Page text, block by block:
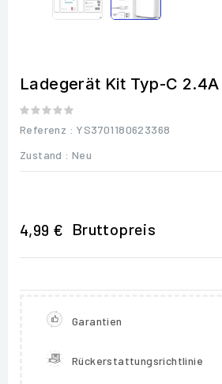
Ladegerät Kit Typ-C
Referenz : YS3701180623368
Zustand : Neu
4,99 € Bruttopreis
Garantien
Rückerstattungsrichtlinie